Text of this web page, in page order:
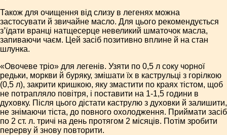
Також для очищення від слизу в легенях можна
застосувати й звичайне масло. Для цього рекомендується
з’їдати вранці натщесерце невеликий шматочок масла,
запиваючи чаєм. Цей засіб позитивно вплине й на стан
шлунка.
«Овочеве тріо» для легенів. Узяти по 0,5 л соку чорної
редьки, моркви й буряку, змішати їх в каструльці з горілкою
(0,5 л), закрити кришкою, яку змастити по краях тістом, щоб
не потрапляло повітря, і поставити на 1-1,5 години в
духовку. Після цього дістати каструлю з духовки й залишити,
не знімаючи тіста, до повного охолодження. Приймати засіб
по 2 ст. л. тричі на день протягом 2 місяців. Потім зробити
перерву й знову повторити.